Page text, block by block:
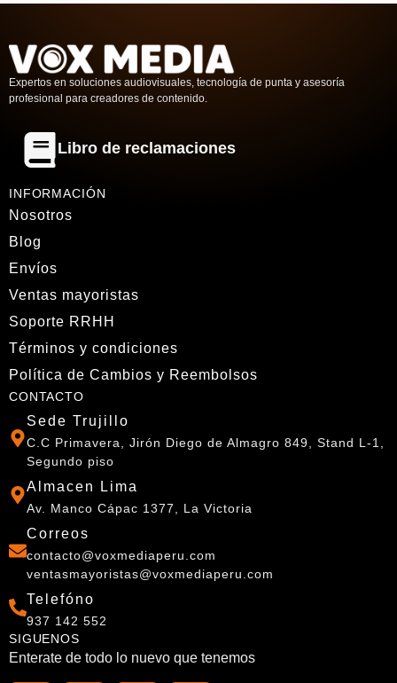
Expertos en soluciones audiovisuales, tecnología de punta y asesoría
profesional para creadores de contenido.
Libro de reclamaciones
INFORMACIÓN
Nosotros
Blog
Envíos
Ventas mayoristas
Soporte RRHH
Términos y condiciones
Política de Cambios y Reembolsos
CONTACTO
Sede Trujillo
C.C Primavera, Jirón Diego de Almagro 849, Stand L-1,
Segundo piso
Almacen Lima
Av. Manco Cápac 1377, La Victoria
Correos
contacto@voxmediaperu.com
ventasmayoristas@voxmediaperu.com
Telefóno
937 142 552
SIGUENOS
Enterate de todo lo nuevo que tenemos